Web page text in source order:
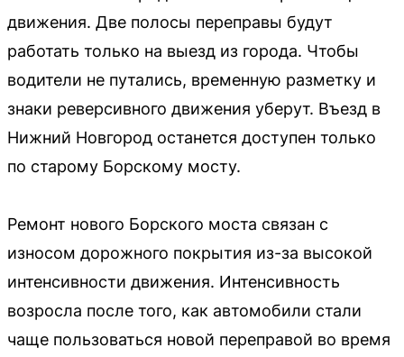
движения. Две полосы переправы будут
работать только на выезд из города. Чтобы
водители не путались, временную разметку и
знаки реверсивного движения уберут. Въезд в
Нижний Новгород останется доступен только
по старому Борскому мосту.
Ремонт нового Борского моста связан с
износом дорожного покрытия из-за высокой
интенсивности движения. Интенсивность
возросла после того, как автомобили стали
чаще пользоваться новой переправой во время